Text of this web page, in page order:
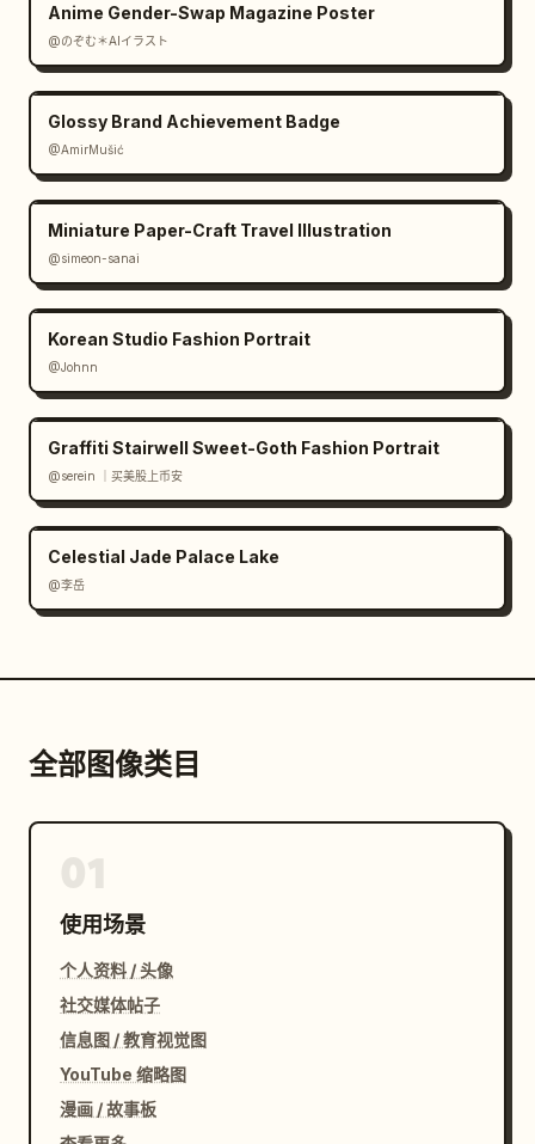
Anime Gender-Swap Magazine Poster
@のぞむ＊AIイラスト
Glossy Brand Achievement Badge
@AmirMušić
Miniature Paper-Craft Travel Illustration
@simeon-sanai
Korean Studio Fashion Portrait
@Johnn
Graffiti Stairwell Sweet-Goth Fashion Portrait
@serein ｜买美股上币安
Celestial Jade Palace Lake
@李岳
全部图像类目
使用场景
个人资料 / 头像
社交媒体帖子
信息图 / 教育视觉图
YouTube 缩略图
漫画 / 故事板